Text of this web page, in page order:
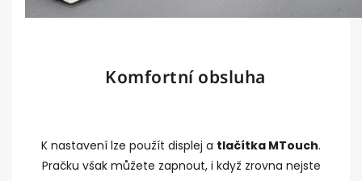
Komfortní obsluha
K nastavení lze použít displej a tlačítka MTouch.
Pračku však můžete zapnout, i když zrovna nejste